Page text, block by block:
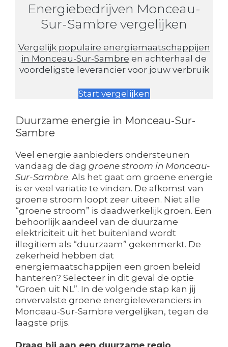
Energiebedrijven Monceau-
Sur-Sambre vergelijken
Vergelijk populaire energiemaatschappijen
in Monceau-Sur-Sambre en achterhaal de
voordeligste leverancier voor jouw verbruik
Start vergelijken
Duurzame energie in Monceau-Sur-
Sambre
Veel energie aanbieders ondersteunen
vandaag de dag groene stroom in Monceau-
Sur-Sambre. Als het gaat om groene energie
is er veel variatie te vinden. De afkomst van
groene stroom loopt zeer uiteen. Niet alle
“groene stroom” is daadwerkelijk groen. Een
behoorlijk aandeel van de duurzame
elektriciteit uit het buitenland wordt
illegitiem als “duurzaam” gekenmerkt. De
zekerheid hebben dat
energiemaatschappijen een groen beleid
hanteren? Selecteer in dit geval de optie
“Groen uit NL”. In de volgende stap kan jij
onvervalste groene energieleveranciers in
Monceau-Sur-Sambre vergelijken, tegen de
laagste prijs.